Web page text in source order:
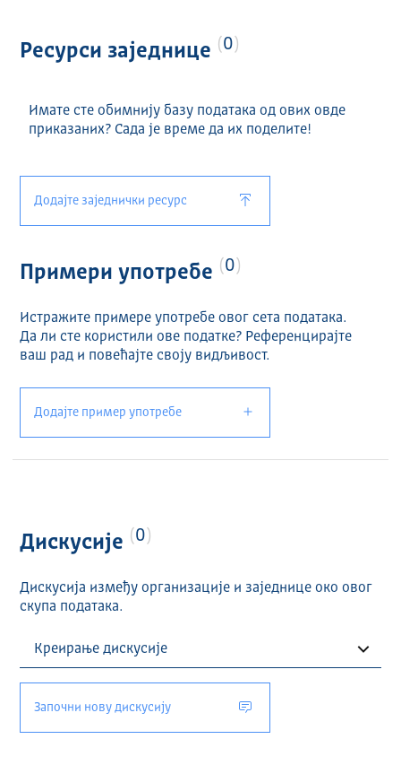
Ресурси заједнице 0
Имате сте обимнију базу података од ових овде
приказаних? Сада је време да их поделите!
Додајте заједнички ресурс
Примери употребе 0
Истражите примере употребе овог сета података.
Да ли сте користили ове податке? Референцирајте
ваш рад и повећајте своју видљивост.
Додајте пример употребе
Дискусије 0
Дискусија између организације и заједнице око овог
скупа података.
Започни нову дискусију